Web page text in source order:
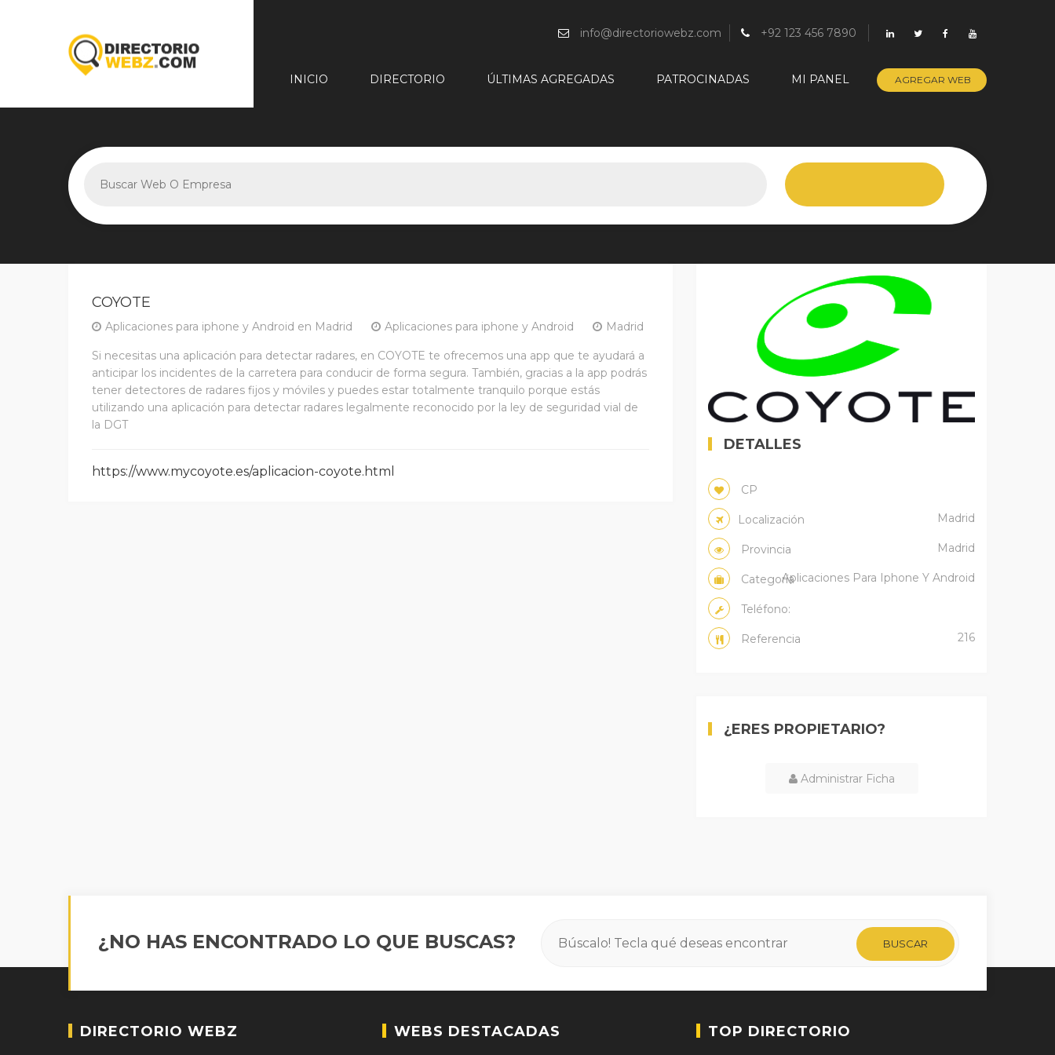
info@directoriowebz.com +92 123 456 7890
INICIO DIRECTORIO ÚLTIMAS AGREGADAS PATROCINADAS MI PANEL AGREGAR WEB
COYOTE
Aplicaciones para iphone y Android en Madrid Aplicaciones para iphone y Android Madrid
Si necesitas una aplicación para detectar radares, en COYOTE te ofrecemos una app que te ayudará a
anticipar los incidentes de la carretera para conducir de forma segura. También, gracias a la app podrás
tener detectores de radares fijos y móviles y puedes estar totalmente tranquilo porque estás
utilizando una aplicación para detectar radares legalmente reconocido por la ley de seguridad vial de
la DGT
https://www.mycoyote.es/aplicacion-coyote.html
DETALLES
CP
Localización Madrid
Provincia Madrid
CategoríaAplicaciones Para Iphone Y Android
Teléfono:
Referencia 216
¿ERES PROPIETARIO?
Administrar Ficha
¿NO HAS ENCONTRADO LO QUE BUSCAS?
DIRECTORIO WEBZ WEBS DESTACADAS TOP DIRECTORIO